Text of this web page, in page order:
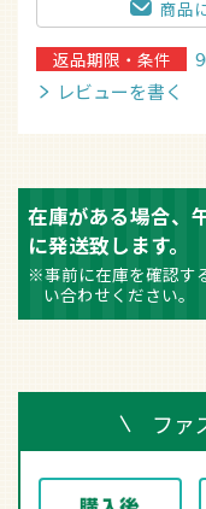
商品
返品期限・条件
レビューを書く
在庫がある場合、
に発送致します。
※事前に在庫を確認す
い合わせください。
ファ